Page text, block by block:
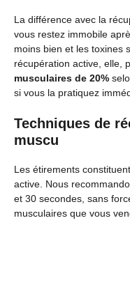
La différence avec la
vous restez immobile
moins bien et les toxines
récupération active, elle,
musculaires de 20%
si vous la pratiquez
Techniques de
muscu
Les étirements
active. Nous
et 30 secondes, sans
musculaires que vous